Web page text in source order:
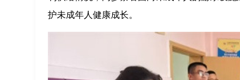
护未成年人健康成长。